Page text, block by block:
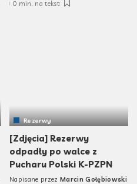
0 min. na tekst
Rezerwy
[Zdjęcia] Rezerwy
odpadły po walce z
Pucharu Polski K-PZPN
Napisane przez Marcin Gołębiowski